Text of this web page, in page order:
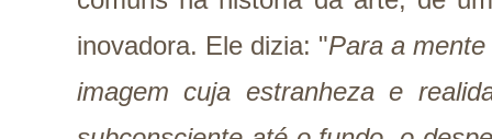
inovadora. Ele dizia: "Para a
imagem cuja estranheza e